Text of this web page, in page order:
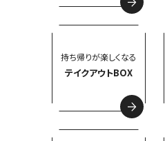
持ち帰りが楽しくなる
テイクアウトBOX